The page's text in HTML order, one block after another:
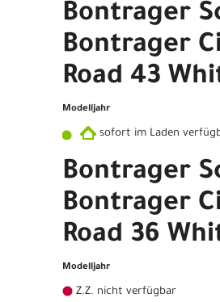
Bontrager
Bontrager
Road 43
Modelljahr
sofort im Laden
Bontrager
Bontrager
Road 36
Modelljahr
Z.Z. nicht verfügbar